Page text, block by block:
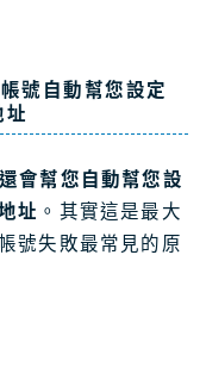
帳號 自動幫您設定
址
還會幫您自動幫您設
址 。其實這是最大
號失敗最常見的原